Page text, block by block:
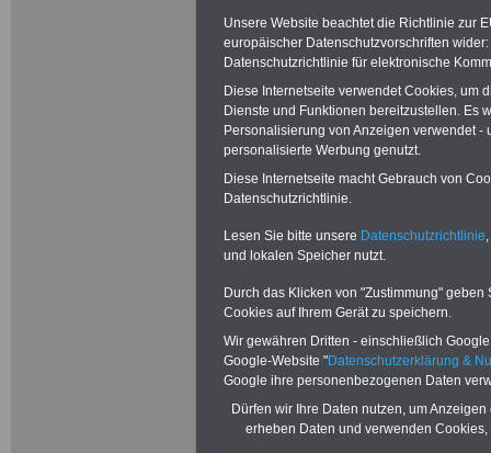
abschließen!
Neu
Beamte
Das beliebte
und Beamte"
Unsere Website beachtet die Richtlinie zur
europäischer Datenschutzvorschriften
Datenschutzrichtlinie für elektronische
Diese Internetseite verwendet Cookies, um
Dienste und Funktionen bereitzustellen. Es
Personalisierung von Anzeigen verwendet
personalisierte Werbung genutzt.
Diese Internetseite macht Gebrauch von
Datenschutzrichtlinie.
Lesen Sie bitte unsere Datenschutzrichtlinie
und lokalen Speicher nutzt.
Durch das Klicken von "Zustimmung"
Cookies auf Ihrem Gerät zu speichern.
Wir gewähren Dritten - einschließlich
Google-Website "Datenschutzerklärung &
Google ihre personenbezogenen Daten
Dürfen wir Ihre Daten nutzen, um
erheben Daten und verwenden